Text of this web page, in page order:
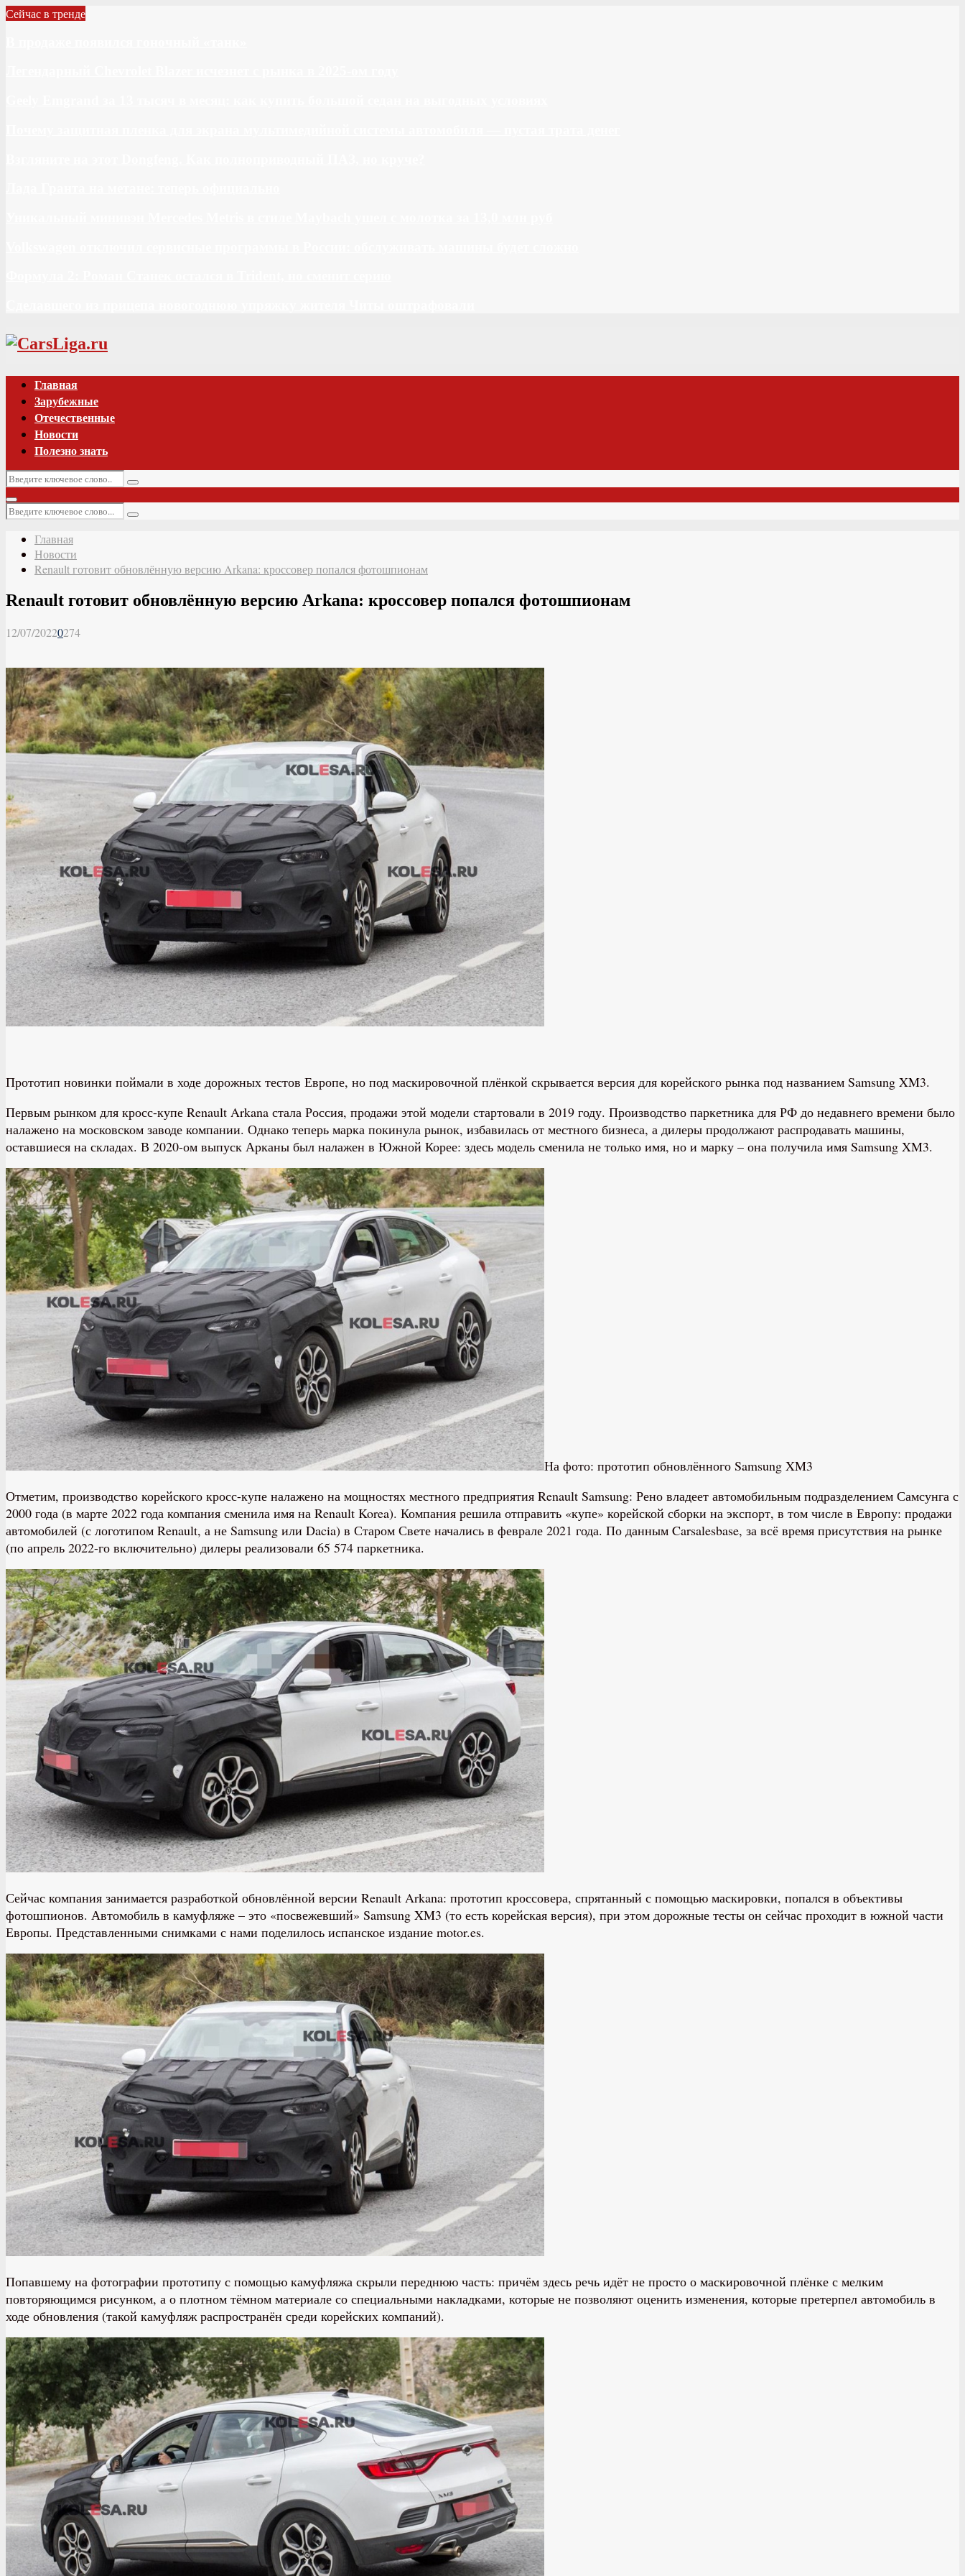
Сейчас в тренде
Vk
Главная
Зарубежные
Отечественные
Новости
Полезно знать
Искать:
Поиск
Основное
меню
Искать:
Поиск
Главная
Новости
Renault готовит обновлённую версию Arkana: кроссовер попался фотошпионам
Renault готовит обновлённую версию Arkana: кроссовер попался фотошпионам
12/07/20220274
Прототип новинки поймали в ходе дорожных тестов Европе, но под маскировочной плёнкой скрывается версия для корейского рынка под названием Samsung XM3.
Первым рынком для кросс-купе Renault Arkana стала Россия, продажи этой модели стартовали в 2019 году. Производство паркетника для РФ до недавнего времени было
налажено на московском заводе компании. Однако теперь марка покинула рынок, избавилась от местного бизнеса, а дилеры продолжают распродавать машины,
оставшиеся на складах. В 2020-ом выпуск Арканы был налажен в Южной Корее: здесь модель сменила не только имя, но и марку – она получила имя Samsung XM3.
На фото: прототип обновлённого Samsung XM3
Отметим, производство корейского кросс-купе налажено на мощностях местного предприятия Renault Samsung: Рено владеет автомобильным подразделением Самсунга с
2000 года (в марте 2022 года компания сменила имя на Renault Korea). Компания решила отправить «купе» корейской сборки на экспорт, в том числе в Европу: продажи
автомобилей (с логотипом Renault, а не Samsung или Dacia) в Старом Свете начались в феврале 2021 года. По данным Carsalesbase, за всё время присутствия на рынке
(по апрель 2022-го включительно) дилеры реализовали 65 574 паркетника.
Сейчас компания занимается разработкой обновлённой версии Renault Arkana: прототип кроссовера, спрятанный с помощью маскировки, попался в объективы
фотошпионов. Автомобиль в камуфляже – это «посвежевший» Samsung XM3 (то есть корейская версия), при этом дорожные тесты он сейчас проходит в южной части
Европы. Представленными снимками с нами поделилось испанское издание motor.es.
Попавшему на фотографии прототипу с помощью камуфляжа скрыли переднюю часть: причём здесь речь идёт не просто о маскировочной плёнке с мелким
повторяющимся рисунком, а о плотном тёмном материале со специальными накладками, которые не позволяют оценить изменения, которые претерпел автомобиль в
ходе обновления (такой камуфляж распространён среди корейских компаний).